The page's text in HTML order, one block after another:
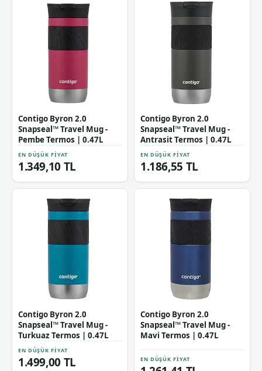
Contigo Byron 2.0
Snapseal™ Travel Mug -
Pembe Termos | 0.47L
EN DÜŞÜK FIYAT
1.349,10 TL
Contigo Byron 2.0
Snapseal™ Travel Mug -
Antrasit Termos | 0.47L
EN DÜŞÜK FIYAT
1.186,55 TL
Contigo Byron 2.0
Snapseal™ Travel Mug -
Turkuaz Termos | 0.47L
EN DÜŞÜK FIYAT
1.499,00 TL
Contigo Byron 2.0
Snapseal™ Travel Mug -
Mavi Termos | 0.47L
EN DÜŞÜK FIYAT